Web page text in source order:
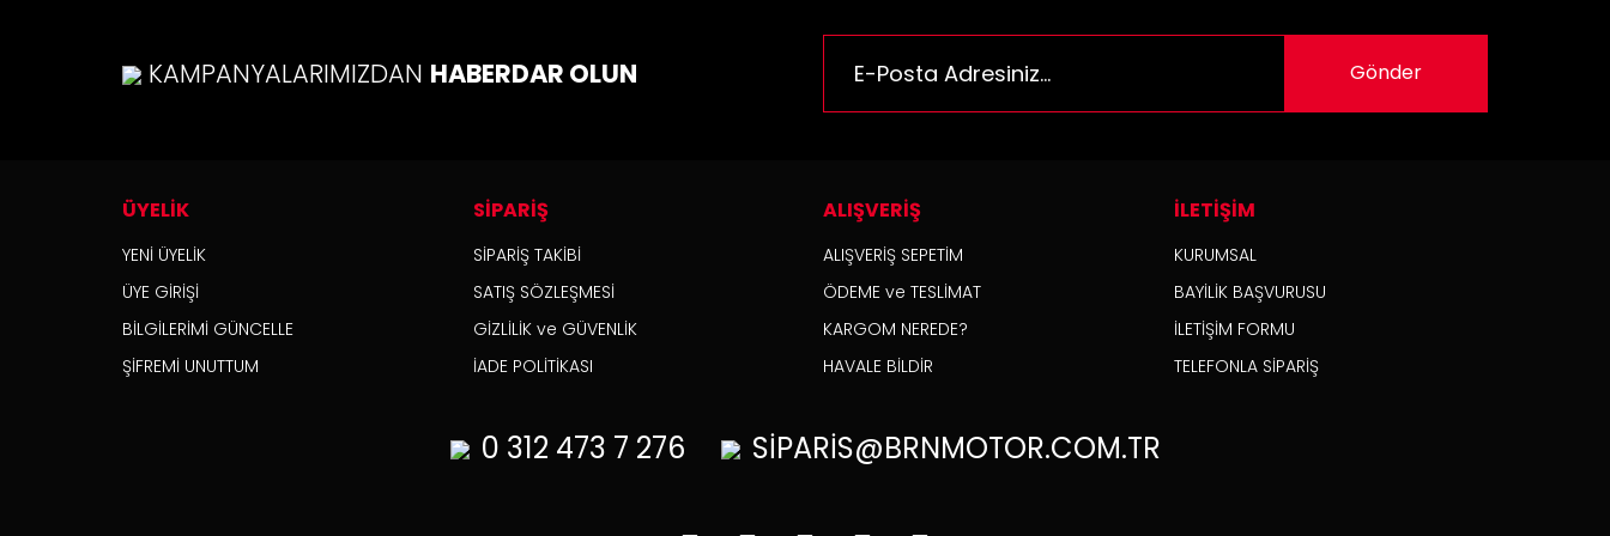
Bmw S1000RR 2019+ Model Motografix Tank Pad Bmw S1000RR 2019+ Model Motografix Tank Pad
KAMPANYALARIMIZDAN HABERDAR OLUN Gönder
ÜYELİK
YENİ ÜYELİK
ÜYE GİRİŞİ
BİLGİLERİMİ GÜNCELLE
ŞİFREMİ UNUTTUM
SİPARİŞ
SİPARİŞ TAKİBİ
SATIŞ SÖZLEŞMESİ
GİZLİLİK ve GÜVENLİK
İADE POLİTİKASI
ALIŞVERİŞ
ALIŞVERİŞ SEPETİM
ÖDEME ve TESLİMAT
KARGOM NEREDE?
HAVALE BİLDİR
İLETİŞİM
KURUMSAL
BAYİLİK BAŞVURUSU
İLETİŞİM FORMU
TELEFONLA SİPARİŞ
0 312 473 7 276 SİPARİS@BRNMOTOR.COM.TR